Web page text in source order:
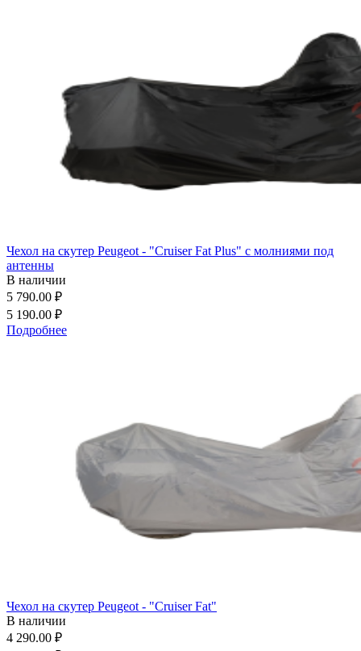
Чехол на скутер Peugeot - "Cruiser Fat Plus" с молниями под
антенны
В наличии
5 790.00 ₽
5 190.00 ₽
Подробнее
Чехол на скутер Peugeot - "Cruiser Fat"
В наличии
4 290.00 ₽